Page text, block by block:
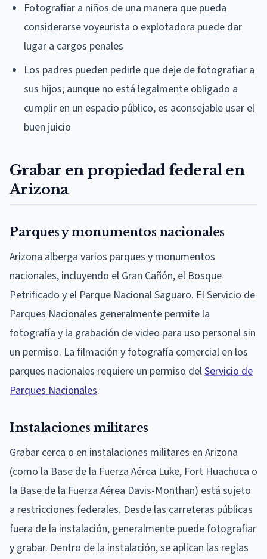
Fotografiar a niños de una manera que pueda
considerarse voyeurista o explotadora puede dar
lugar a cargos penales
Los padres pueden pedirle que deje de fotografiar a
sus hijos; aunque no está legalmente obligado a
cumplir en un espacio público, es aconsejable usar el
buen juicio
Grabar en propiedad federal en
Arizona
Parques y monumentos nacionales
Arizona alberga varios parques y monumentos
nacionales, incluyendo el Gran Cañón, el Bosque
Petrificado y el Parque Nacional Saguaro. El Servicio de
Parques Nacionales generalmente permite la
fotografía y la grabación de video para uso personal sin
un permiso. La filmación y fotografía comercial en los
parques nacionales requiere un permiso delServicio de
Parques Nacionales.
Instalaciones militares
Grabar cerca o en instalaciones militares en Arizona
(como la Base de la Fuerza Aérea Luke, Fort Huachuca o
la Base de la Fuerza Aérea Davis-Monthan) está sujeto
a restricciones federales. Desde las carreteras públicas
fuera de la instalación, generalmente puede fotografiar
y grabar. Dentro de la instalación, se aplican las reglas